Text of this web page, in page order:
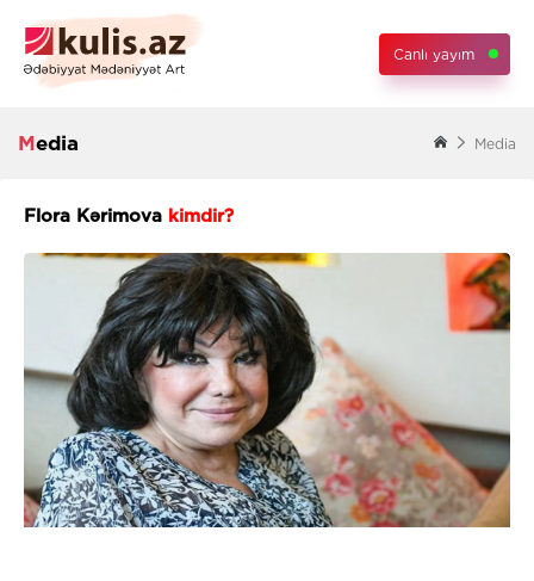
Canlı yayım
Media Media
Flora Kərimova kimdir?